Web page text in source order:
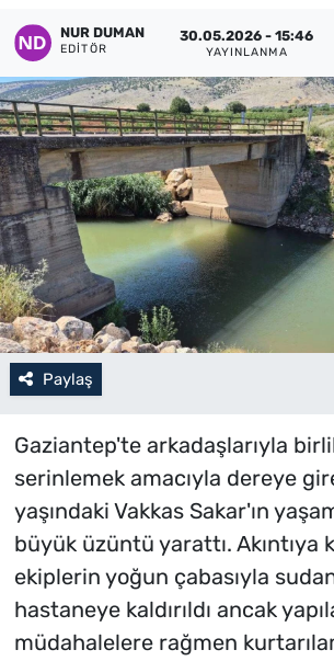
NUR DUMAN
EDITÖR
30.05.2026 - 15:46
YAYINLANMA
Paylaş
Gaziantep'te arkadaşlarıyla
serinlemek amacıyla dereye
yaşındaki Vakkas Sakar'ın
büyük üzüntü yarattı. Akıntıya
ekiplerin yoğun çabasıyla
hastaneye kaldırıldı ancak
müdahalelere rağmen
İletişim